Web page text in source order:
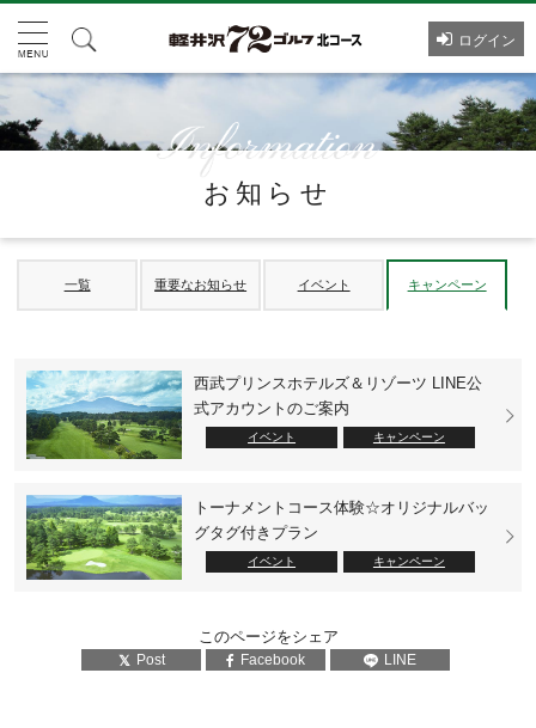
ログイン
お知らせ
一覧 重要なお知らせ イベント キャンペーン
西武プリンスホテルズ＆リゾーツ LINE公
式アカウントのご案内
イベント キャンペーン
トーナメントコース体験☆オリジナルバッ
グタグ付きプラン
イベント キャンペーン
このページをシェア
Post Facebook LINE